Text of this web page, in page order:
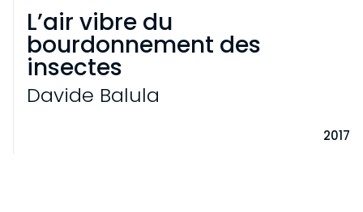
L’air vibre du
bourdonnement des
insectes
Davide Balula
2017